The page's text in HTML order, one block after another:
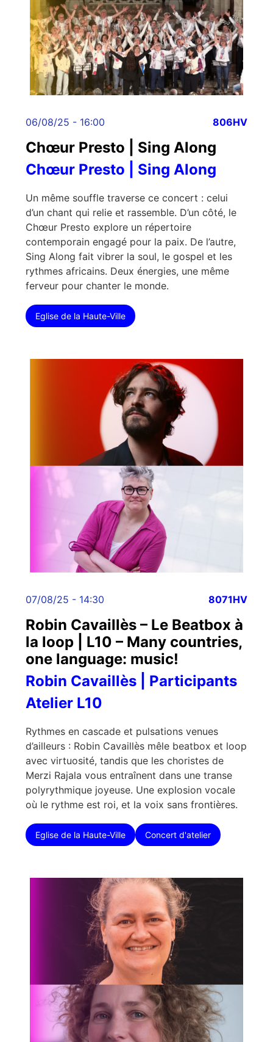
06/08/25 - 16:00 806HV
Chœur Presto | Sing Along
Chœur Presto | Sing Along
Un même souffle traverse ce concert : celui
d’un chant qui relie et rassemble. D’un côté, le
Chœur Presto explore un répertoire
contemporain engagé pour la paix. De l’autre,
Sing Along fait vibrer la soul, le gospel et les
rythmes africains. Deux énergies, une même
ferveur pour chanter le monde.
Eglise de la Haute-Ville
07/08/25 - 14:30 8071HV
Robin Cavaillès – Le Beatbox à
la loop | L10 – Many countries,
one language: music!
Robin Cavaillès | Participants
Atelier L10
Rythmes en cascade et pulsations venues
d’ailleurs : Robin Cavaillès mêle beatbox et loop
avec virtuosité, tandis que les choristes de
Merzi Rajala vous entraînent dans une transe
polyrythmique joyeuse. Une explosion vocale
où le rythme est roi, et la voix sans frontières.
Eglise de la Haute-Ville Concert d'atelier